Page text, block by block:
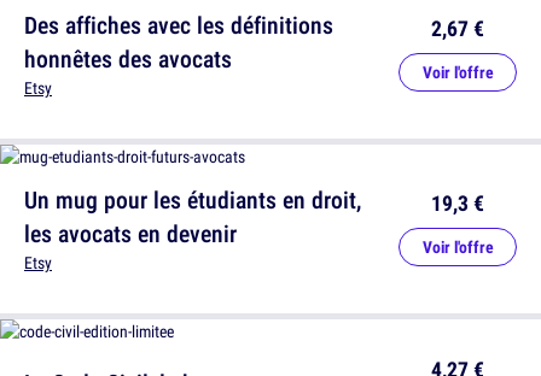
Des affiches avec les définitions
honnêtes des avocats
Etsy
2,67 €
Voir l'offre
4,27 €
Un mug pour les étudiants en droit,
les avocats en devenir
Etsy
19,3 €
Voir l'offre